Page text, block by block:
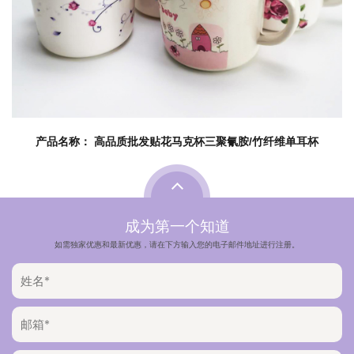
产品名称： 高品质批发贴花马克杯三聚氰胺/竹纤维单耳杯
成为第一个知道
如需独家优惠和最新优惠，请在下方输入您的电子邮件地址进行注册。